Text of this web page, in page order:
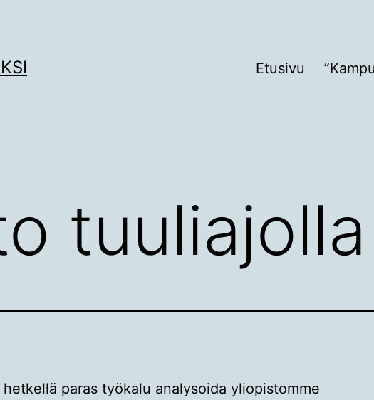
Etusivu
hetkellä paras työkalu analysoida yliopistomme